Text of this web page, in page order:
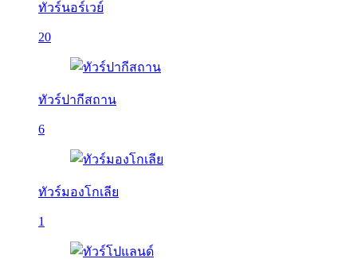
ทัวร์นอร์เวย์
20
ทัวร์ปากีสถาน
6
ทัวร์มองโกเลีย
1